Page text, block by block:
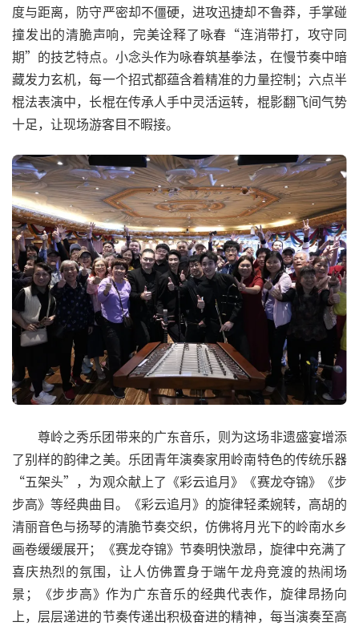
度与距离，防守严密却不僵硬，进攻迅捷却不鲁莽，手掌碰
撞发出的清脆声响，完美诠释了咏春“连消带打，攻守同
期”的技艺特点。小念头作为咏春筑基拳法，在慢节奏中暗
藏发力玄机，每一个招式都蕴含着精准的力量控制；六点半
棍法表演中，长棍在传承人手中灵活运转，棍影翻飞间气势
十足，让现场游客目不暇接。
尊岭之秀乐团带来的广东音乐，则为这场非遗盛宴增添
了别样的韵律之美。乐团青年演奏家用岭南特色的传统乐器
“五架头”，为观众献上了《彩云追月》《赛龙夺锦》《步
步高》等经典曲目。《彩云追月》的旋律轻柔婉转，高胡的
清丽音色与扬琴的清脆节奏交织，仿佛将月光下的岭南水乡
画卷缓缓展开；《赛龙夺锦》节奏明快激昂，旋律中充满了
喜庆热烈的氛围，让人仿佛置身于端午龙舟竞渡的热闹场
景；《步步高》作为广东音乐的经典代表作，旋律昂扬向
上，层层递进的节奏传递出积极奋进的精神，每当演奏至高